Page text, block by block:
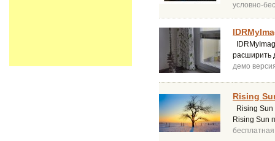
условно-
расширить
демо
Rising
Rising Sun
Rising Sun
бесплатная